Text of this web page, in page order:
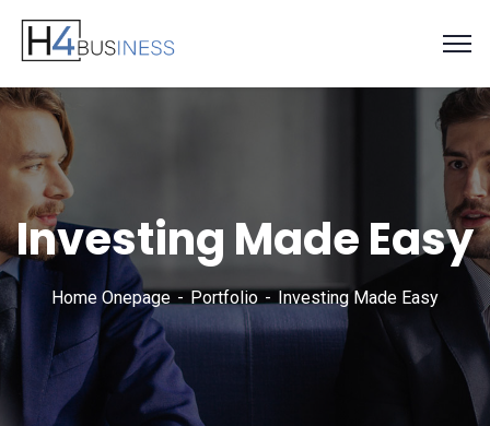
Investing Made Easy
Home Onepage Portfolio Investing Made Easy